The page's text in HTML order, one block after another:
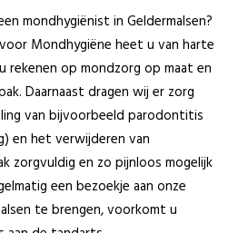
mondhygiënist in Geldermalsen?
Mondhygiëne heet u van harte
rekenen op mondzorg op maat en
Daarnaast dragen wij er zorg
van bijvoorbeeld parodontitis
en het verwijderen van
zorgvuldig en zo pijnloos mogelijk
een bezoekje aan onze
te brengen, voorkomt u